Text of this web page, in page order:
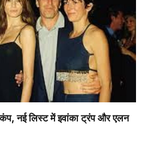
नई लिस्ट में इवांका ट्रंप और एलन